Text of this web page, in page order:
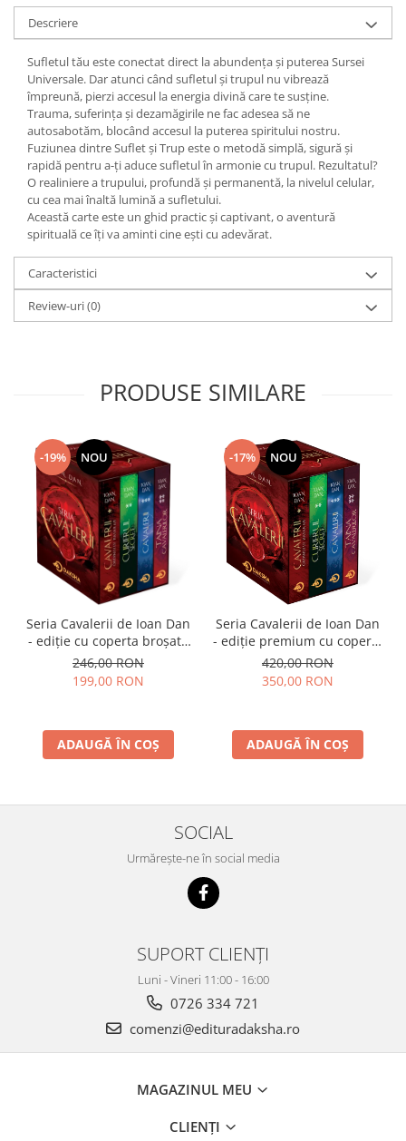
Fără categorie
Cunoaștere
Descriere
Sufletul tău este conectat direct la abundența și puterea Sursei
Universale. Dar atunci când sufletul și trupul nu vibrează
împreună, pierzi accesul la energia divină care te susține.
Trauma, suferința și dezamăgirile ne fac adesea să ne
autosabotăm, blocând accesul la puterea spiritului nostru.
Fuziunea dintre Suflet și Trup este o metodă simplă, sigură și
rapidă pentru a-ți aduce sufletul în armonie cu trupul. Rezultatul?
O realiniere a trupului, profundă și permanentă, la nivelul celular,
cu cea mai înaltă lumină a sufletului.
Această carte este un ghid practic și captivant, o aventură
spirituală ce îți va aminti cine ești cu adevărat.
Caracteristici
Review-uri(0)
PRODUSE SIMILARE
-19% NOU
Seria Cavalerii de Ioan Dan
- ediție cu coperta broșată
(paperback), pachet
complet
246,00 RON
199,00 RON
ADAUGĂ ÎN COȘ
-17% NOU
Seria Cavalerii de Ioan Dan
- ediție premium cu coperta
cartonată (hardcover), cotor
rotunjit, cusută, în cutie,
pachet complet
420,00 RON
350,00 RON
ADAUGĂ ÎN COȘ
SOCIAL
Urmărește-ne în social media
SUPORT CLIENȚI
Luni - Vineri 11:00 - 16:00
0726 334 721
comenzi@edituradaksha.ro
MAGAZINUL MEU
CLIENȚI